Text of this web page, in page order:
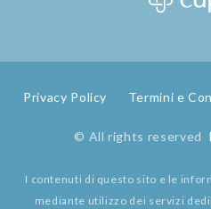
Privacy Policy Termini e
© All rights reserved
I contenuti di questo sito e le
mediante utilizzo dei servizi